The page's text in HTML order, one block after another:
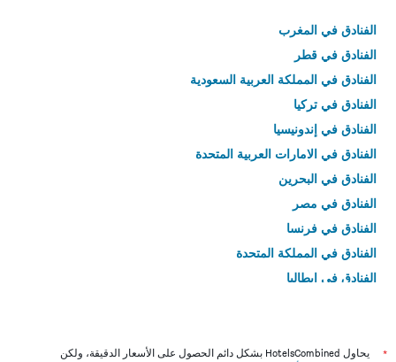
الفنادق في المغرب
الفنادق في قطر
الفنادق في المملكة العربية السعودية
الفنادق في تركيا
الفنادق في إندونيسيا
الفنادق في الامارات العربية المتحدة
الفنادق في البحرين
الفنادق في مصر
الفنادق في فرنسا
الفنادق في المملكة المتحدة
الفنادق في إيطاليا
*
يحاول HotelsCombined بشكل دائم الحصول على الأسعار الدقيقة، ولكن